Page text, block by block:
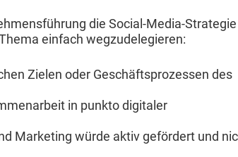
die Social-Media-Strate­gie
ein­fach wegzudelegieren:
Zie­len oder Geschäft­sprozessen des
in punk­to dig­i­taler
Mar­ket­ing würde aktiv gefördert und